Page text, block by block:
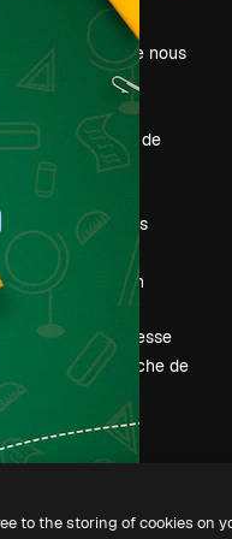
À propos de nous
Carrières
Tendances de
recherche
Blog
Événements
Slidesgo
Vendre mon
Salle de presse
À la recherche de
magnific.ai
to the storing of cookies on